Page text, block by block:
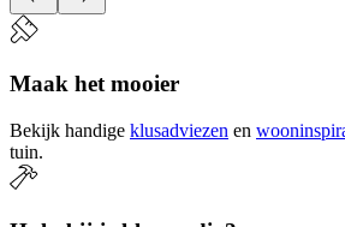
Maak het mooier
Bekijk handige klusadviezen en
tuin.